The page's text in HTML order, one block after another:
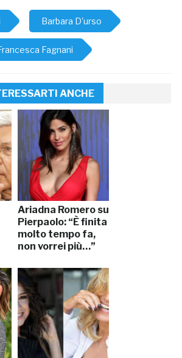
Barbara D'urso
Fagnani
ANCHE
Ariadna Romero su
Pierpaolo: “È finita
molto tempo fa,
non vorrei più…”